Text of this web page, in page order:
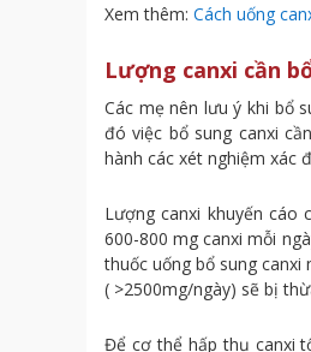
Xem thêm: Cách uống
Lượng canxi cần
Các mẹ nên lưu ý khi bổ
đó việc bổ sung canxi
hành các xét nghiệm xác
Lượng canxi khuyến
600-800 mg canxi mỗi
thuốc uống bổ sung
( >2500mg/ngày) sẽ bị
Để cơ thể hấp thụ canxi